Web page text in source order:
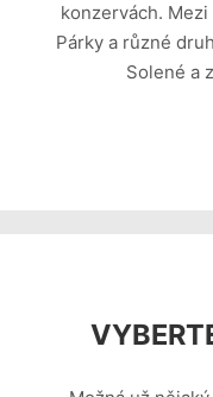
konzervách.
Párky a různé
Solené a